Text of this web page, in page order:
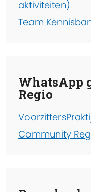
aktiviteiten)
Team
WhatsApp
Regio
Voorzitters
Community